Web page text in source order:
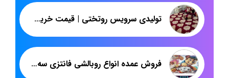
تولیدی سرویس روتختی | قیمت خرید عمده روتختی پارچه ابریشم ژاکارد اسپرت
فروش عمده انواع روبالشی فانتزی سه بعدی